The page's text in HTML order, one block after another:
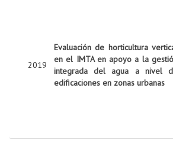
2019
Evaluación de horticultura
en el IMTA en apoyo a la
integrada del agua a nivel
edificaciones en zonas urbanas